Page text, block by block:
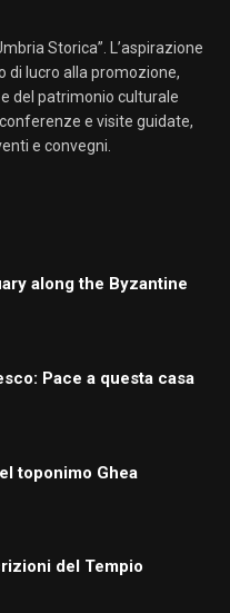
Storica”. L’aspirazione
di lucro alla promozione,
del patrimonio culturale
e visite guidate,
e convegni.
along the Byzantine
Pace a questa casa
toponimo Ghea
del Tempio